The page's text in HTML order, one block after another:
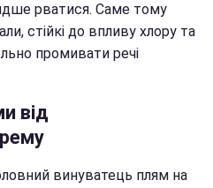
рватися. Саме тому
стійкі до впливу хлору та
промивати речі
від
винуватець плям на